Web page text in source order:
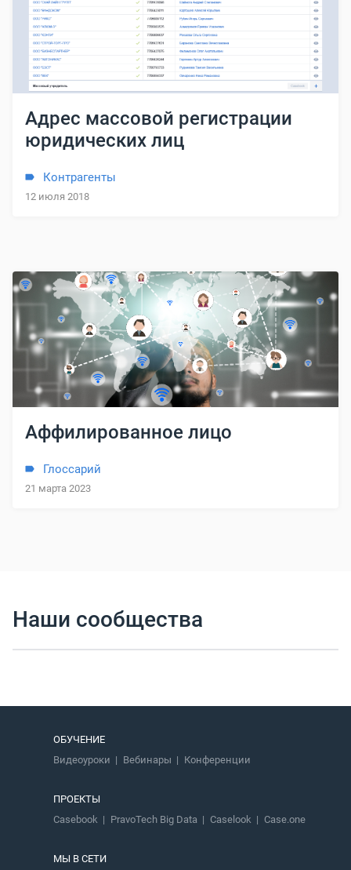
Адрес массовой регистрации
юридических лиц
Контрагенты
12 июля 2018
Аффилированное лицо
Глоссарий
21 марта 2023
Наши сообщества
ОБУЧЕНИЕ
Видеоуроки
Вебинары Конференции
ПРОЕКТЫ
Casebook
PravoTech Big Data Caselook Case.one
МЫ В СЕТИ